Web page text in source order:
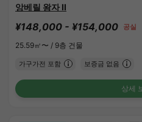
앙베릴 왕자 II
¥148,000 - ¥154,000 공실
25.59㎡〜 / 9층 건물
가구가전 포함 보증금 없음
상세